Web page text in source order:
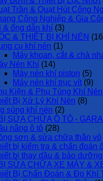
Trần & Quạt Hút Công
Công Nghiệp & Gia
& ống dẫn khí (3)
& THIẾT BỊ KHÍ NÉN
cụ khí nén (1)
Máy khoan, cắt & chà
Nén Khí (14)
Máy nén khí piston (5)
Máy nén khí trục vít (9)
Kiện & Phụ Tùng Khí Nén
Bị Xử Lý Khí Nén (8)
súng khí nén (2)
SỬA CHỮA Ô TÔ -
nâng ô tô (28)
sơn & sửa chữa thân vỏ
bị kiểm tra & chẩn đoán
bị thay dầu & bảo dưỡng
SỬA CHỮA XE MÁY &
Bị Chẩn Đoán & Đo Khí